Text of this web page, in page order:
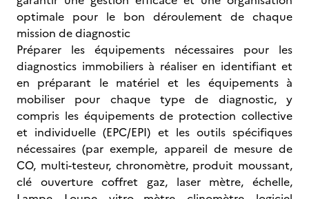
optimale pour le bon déroulement de chaque
mission de diagnostic
Préparer les équipements nécessaires pour les
diagnostics immobiliers à réaliser en identifiant et
en préparant le matériel et les équipements à
mobiliser pour chaque type de diagnostic, y
compris les équipements de protection collective
et individuelle (EPC/EPI) et les outils spécifiques
nécessaires (par exemple, appareil de mesure de
CO, multi-testeur, chronomètre, produit moussant,
clé ouverture coffret gaz, laser mètre, échelle,